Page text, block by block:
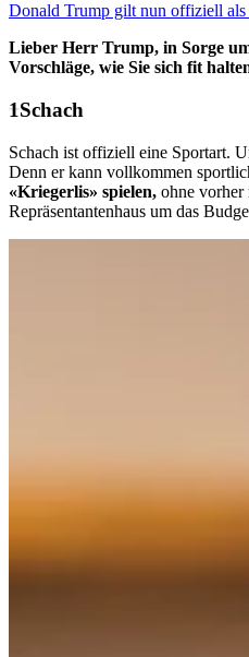
Donald Trump gilt nun offiziell
Lieber Herr Trump, in Sorge
Vorschläge, wie Sie sich fit
Schach
Schach ist offiziell eine Sportart.
Denn er kann vollkommen
«Kriegerlis» spielen, ohne vorher
Repräsentantenhaus um das